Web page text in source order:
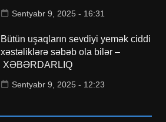
Sentyabr 9, 2025 - 16:31
Bütün uşaqların sevdiyi yemək ciddi
xəstəliklərə səbəb ola bilər –
XƏBƏRDARLIQ
Sentyabr 9, 2025 - 12:23